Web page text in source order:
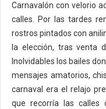
Carnavalón con velorio
calles. Por las tardes
rostros pintados con
la elección, tras venta
Inolvidables los bailes
mensajes amatorios,
carnaval era el relajo
que recorría las calles